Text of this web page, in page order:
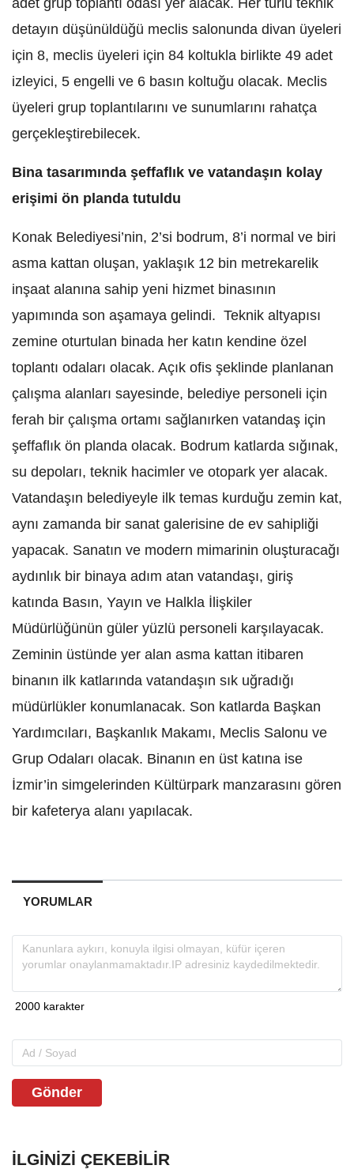
detayın düşünüldüğü meclis salonunda divan üyeleri
için 8, meclis üyeleri için 84 koltukla birlikte 49 adet
izleyici, 5 engelli ve 6 basın koltuğu olacak. Meclis
üyeleri grup toplantılarını ve sunumlarını rahatça
gerçekleştirebilecek.
Bina tasarımında şeffaflık ve vatandaşın kolay
erişimi ön planda tutuldu
Konak Belediyesi’nin, 2’si bodrum, 8’i normal ve biri
asma kattan oluşan, yaklaşık 12 bin metrekarelik
inşaat alanına sahip yeni hizmet binasının
yapımında son aşamaya gelindi. Teknik altyapısı
zemine oturtulan binada her katın kendine özel
toplantı odaları olacak. Açık ofis şeklinde planlanan
çalışma alanları sayesinde, belediye personeli için
ferah bir çalışma ortamı sağlanırken vatandaş için
şeffaflık ön planda olacak. Bodrum katlarda sığınak,
su depoları, teknik hacimler ve otopark yer alacak.
Vatandaşın belediyeyle ilk temas kurduğu zemin kat,
aynı zamanda bir sanat galerisine de ev sahipliği
yapacak. Sanatın ve modern mimarinin oluşturacağı
aydınlık bir binaya adım atan vatandaşı, giriş
katında Basın, Yayın ve Halkla İlişkiler
Müdürlüğünün güler yüzlü personeli karşılayacak.
Zeminin üstünde yer alan asma kattan itibaren
binanın ilk katlarında vatandaşın sık uğradığı
müdürlükler konumlanacak. Son katlarda Başkan
Yardımcıları, Başkanlık Makamı, Meclis Salonu ve
Grup Odaları olacak. Binanın en üst katına ise
İzmir’in simgelerinden Kültürpark manzarasını gören
bir kafeterya alanı yapılacak.
YORUMLAR
Gönder
İLGINIZI ÇEKEBILIR